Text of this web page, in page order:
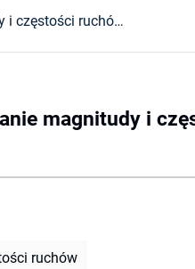
Zróżnicowanie magnitudy i częstości ruchów masowych w wysokogórskiej zlewni Moxi (Hengduan Shan, Chiny)
magnitudy i
ruchów